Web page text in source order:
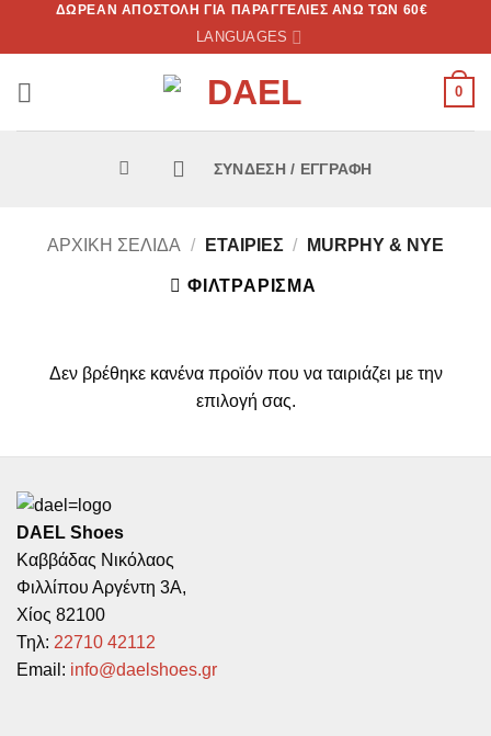
ΔΩΡΕΑΝ ΑΠΟΣΤΟΛΗ ΓΙΑ ΠΑΡΑΓΓΕΛΙΕΣ ΑΝΩ ΤΩΝ 60€
LANGUAGES
0
ΣΎΝΔΕΣΗ / ΕΓΓΡΑΦΉ
ΑΡΧΙΚΉ ΣΕΛΊΔΑ / ΕΤΑΙΡΊΕΣ / MURPHY & NYE
ΦΙΛΤΡΆΡΙΣΜΑ
Δεν βρέθηκε κανένα προϊόν που να ταιριάζει με την
επιλογή σας.
DAEL Shoes
Καββάδας Νικόλαος
Φιλλίπου Αργέντη 3Α,
Χίος 82100
Τηλ: 22710 42112
Email: info@daelshoes.gr